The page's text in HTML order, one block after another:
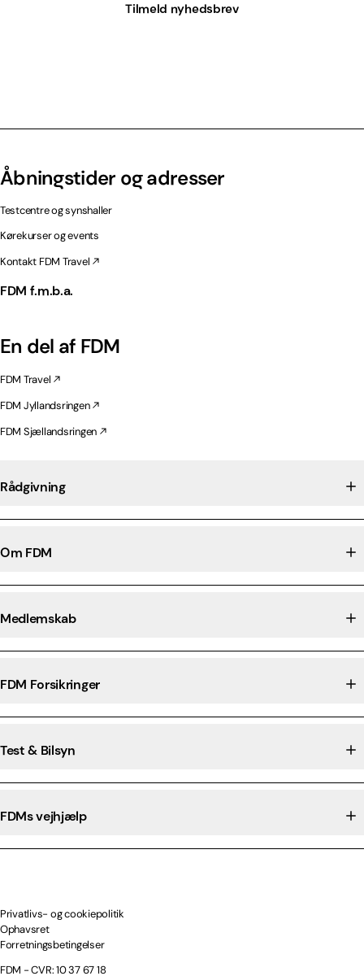
Tilmeld nyhedsbrev
Åbningstider og adresser
Testcentre og synshaller
Kørekurser og events
Kontakt FDM Travel
FDM f.m.b.a.
En del af FDM
FDM Travel
FDM Jyllandsringen
FDM Sjællandsringen
Rådgivning
Om FDM
Medlemskab
FDM Forsikringer
Test & Bilsyn
FDMs vejhjælp
Privatlivs- og cookiepolitik
Ophavsret
Forretningsbetingelser
FDM - CVR: 10 37 67 18